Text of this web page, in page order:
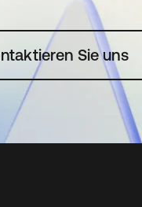
Sie uns